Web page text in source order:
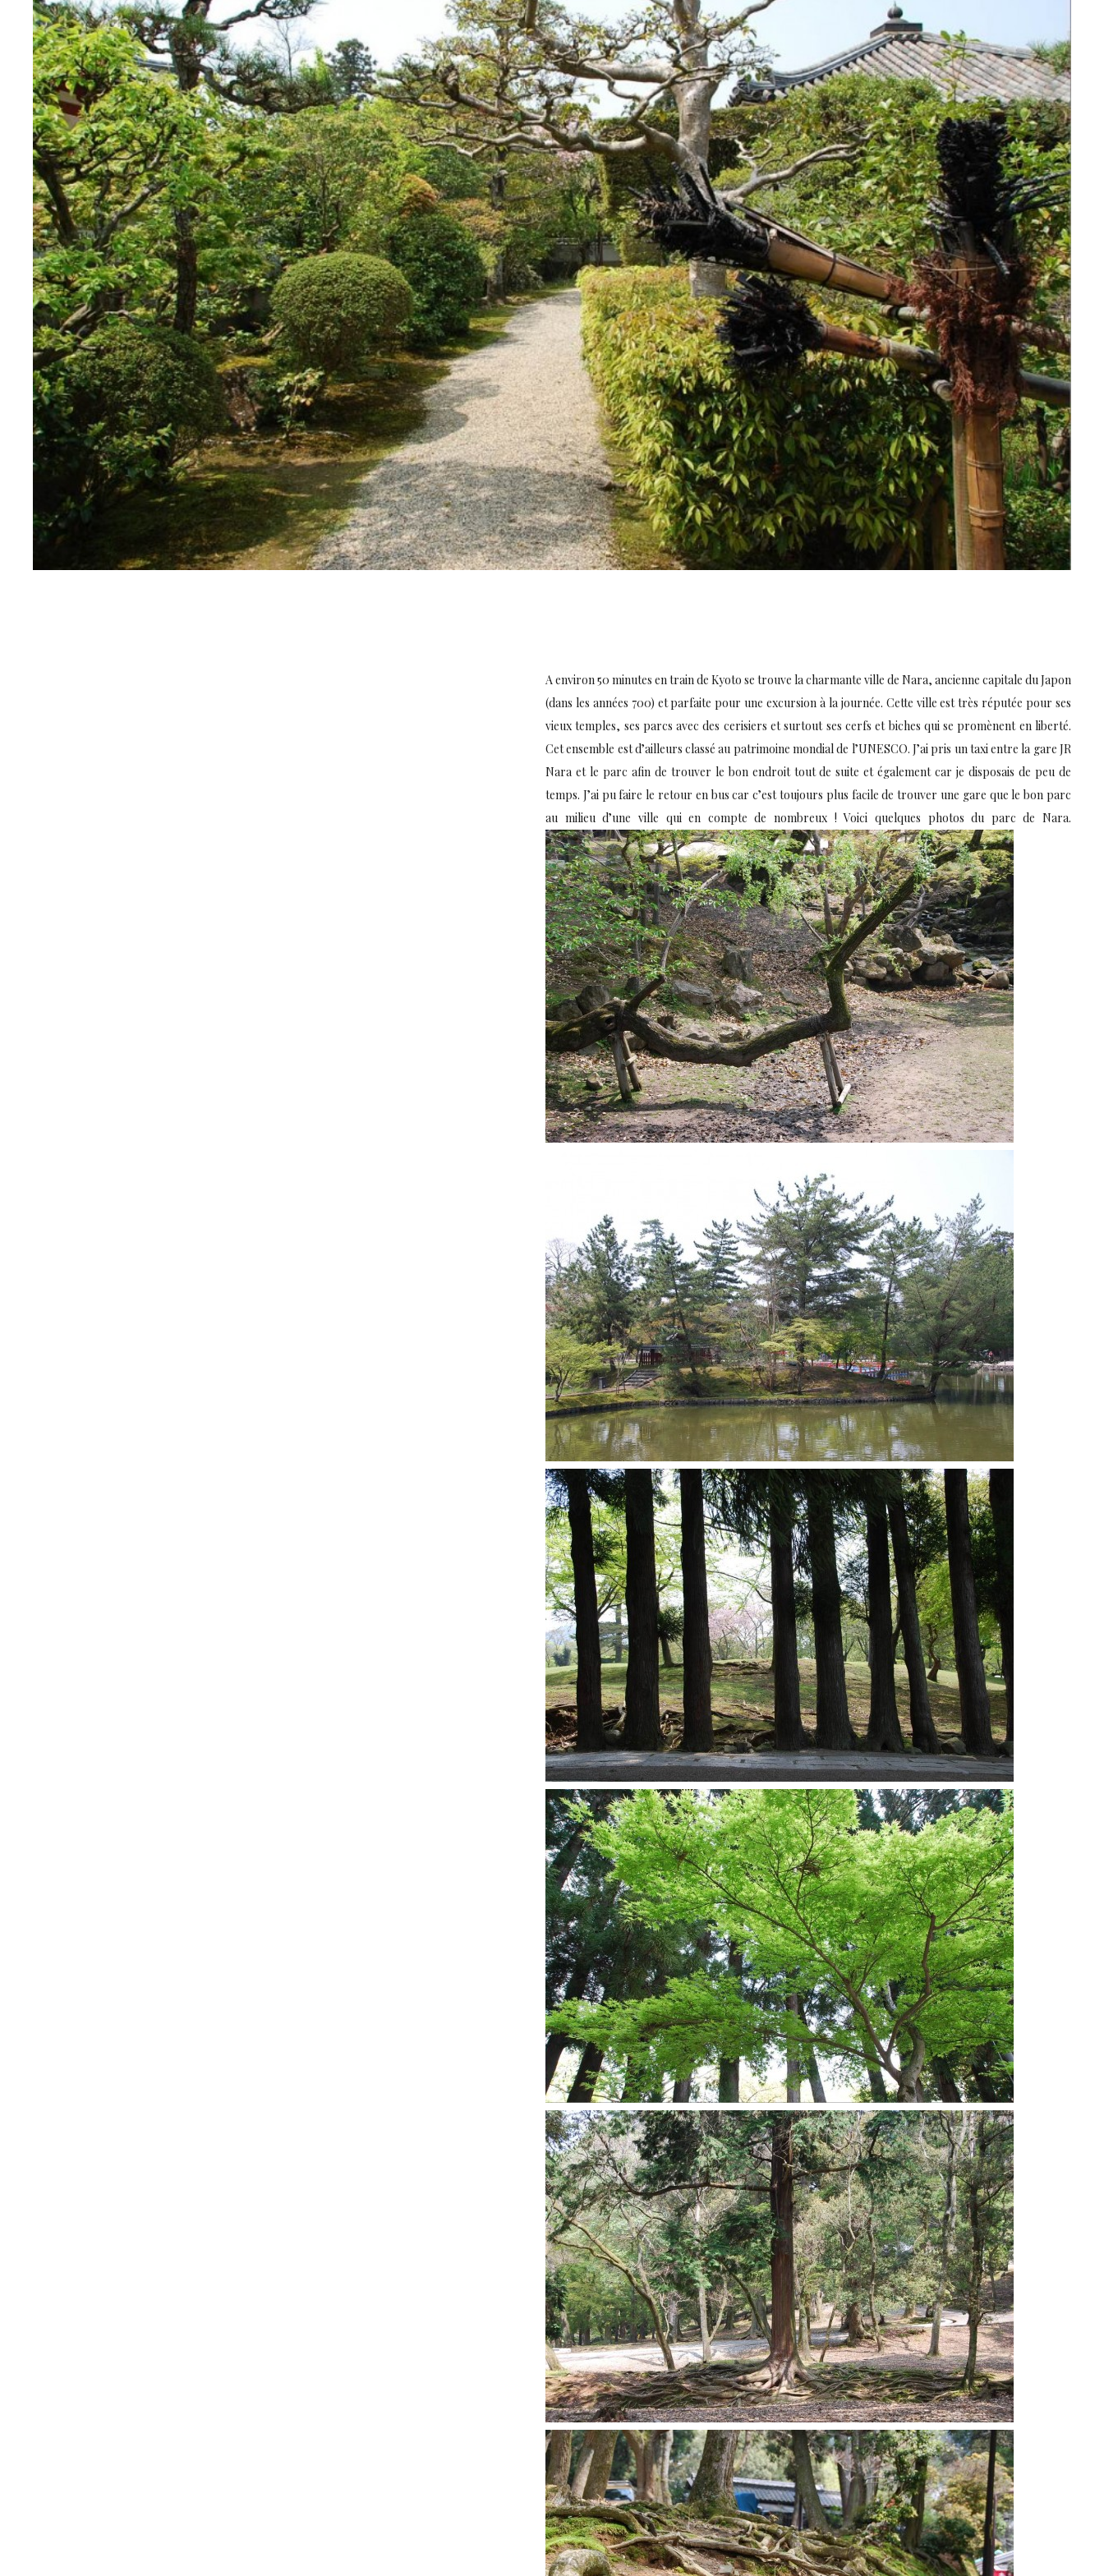
A environ 50 minutes en train de Kyoto se trouve la charmante ville de Nara, ancienne capitale du Japon
(dans les années 700) et parfaite pour une excursion à la journée. Cette ville est très réputée pour ses
vieux temples, ses parcs avec des cerisiers et surtout ses cerfs et biches qui se promènent en liberté.
Cet ensemble est d’ailleurs classé au patrimoine mondial de l’UNESCO. J’ai pris un taxi entre la gare JR
Nara et le parc afin de trouver le bon endroit tout de suite et également car je disposais de peu de
temps. J’ai pu faire le retour en bus car c’est toujours plus facile de trouver une gare que le bon parc
au milieu d’une ville qui en compte de nombreux ! Voici quelques photos du parc de Nara.